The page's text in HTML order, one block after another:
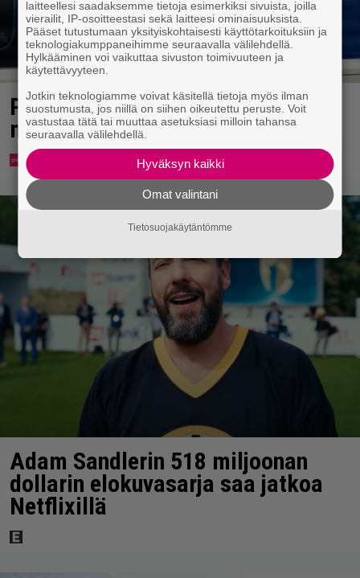
Poliisi kuljetti miestä putkaan –
mies kuoli
Adam Sandlerin 518 miljoonan
dollarin elokuvasarja saa jatkoa
Netflixillä
laitteellesi saadaksemme tietoja esimerkiksi sivuista, joilla
vierailit, IP-osoitteestasi sekä laitteesi ominaisuuksista.
Pääset tutustumaan yksityiskohtaisesti käyttötarkoituksiin ja
teknologiakumppaneihimme seuraavalla välilehdellä.
Hylkääminen voi vaikuttaa sivuston toimivuuteen ja
käytettävyyteen.
Jotkin teknologiamme voivat käsitellä tietoja myös ilman
suostumusta, jos niillä on siihen oikeutettu peruste. Voit
vastustaa tätä tai muuttaa asetuksiasi milloin tahansa
seuraavalla välilehdellä.
Hyväksyn kaikki
Omat valintani
Tietosuojakäytäntömme